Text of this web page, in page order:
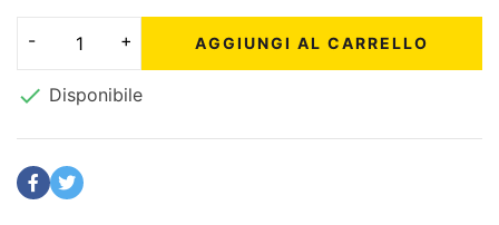
AGGIUNGI AL CARRELLO
 Disponibile